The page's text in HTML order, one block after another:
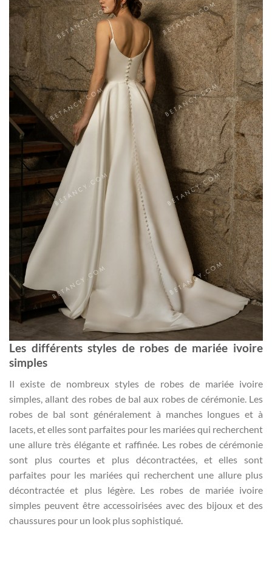
Les différents styles de robes de mariée ivoire
simples
Il existe de nombreux styles de robes de mariée ivoire
simples, allant des robes de bal aux robes de cérémonie. Les
robes de bal sont généralement à manches longues et à
lacets, et elles sont parfaites pour les mariées qui recherchent
une allure très élégante et raffinée. Les robes de cérémonie
sont plus courtes et plus décontractées, et elles sont
parfaites pour les mariées qui recherchent une allure plus
décontractée et plus légère. Les robes de mariée ivoire
simples peuvent être accessoirisées avec des bijoux et des
chaussures pour un look plus sophistiqué.